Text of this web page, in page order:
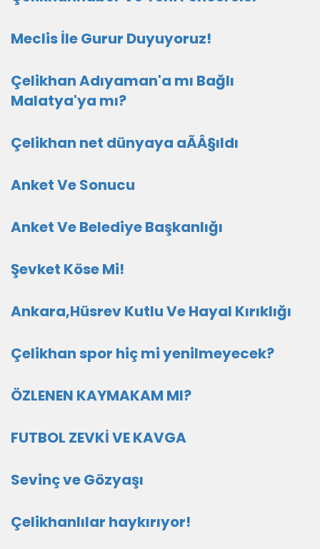
Meclis İle Gurur Duyuyoruz!
Çelikhan Adıyaman'a mı Bağlı
Malatya'ya mı?
Çelikhan net dünyaya aÃÂ§ıldı
Anket Ve Sonucu
Anket Ve Belediye Başkanlığı
Şevket Köse Mi!
Ankara,Hüsrev Kutlu Ve Hayal Kırıklığı
Çelikhan spor hiç mi yenilmeyecek?
ÖZLENEN KAYMAKAM MI?
FUTBOL ZEVKİ VE KAVGA
Sevinç ve Gözyaşı
Çelikhanlılar haykırıyor!